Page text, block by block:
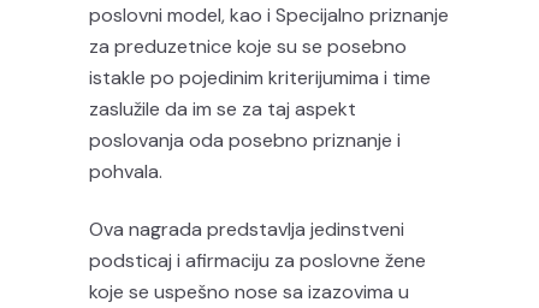
poslovni model, kao i Specijalno priznanje
za preduzetnice koje su se posebno
istakle po pojedinim kriterijumima i time
zaslužile da im se za taj aspekt
poslovanja oda posebno priznanje i
pohvala.
Ova nagrada predstavlja jedinstveni
podsticaj i afirmaciju za poslovne žene
koje se uspešno nose sa izazovima u